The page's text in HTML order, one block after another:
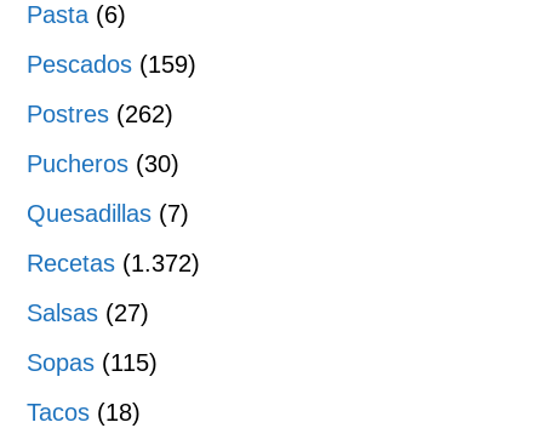
Pasta (6)
Pescados (159)
Postres (262)
Pucheros (30)
Quesadillas (7)
Recetas (1.372)
Salsas (27)
Sopas (115)
Tacos (18)